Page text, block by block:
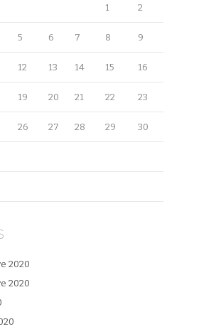
1 2
5 6 7 8 9
12 13 14 15 16
19 20 21 22 23
26 27 28 29 30
2020
2020